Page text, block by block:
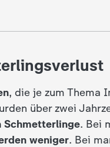
, die je zum Thema
über zwei
Schmetterlinge. Bei
weniger. Bei